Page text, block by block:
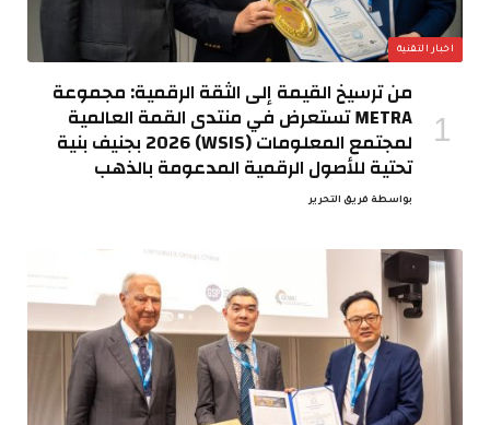
اخبار التقنية
من ترسيخ القيمة إلى الثقة الرقمية: مجموعة
METRA تستعرض في منتدى القمة العالمية
لمجتمع المعلومات (WSIS) 2026 بجنيف بنية
تحتية للأصول الرقمية المدعومة بالذهب
بواسطة فريق التحرير